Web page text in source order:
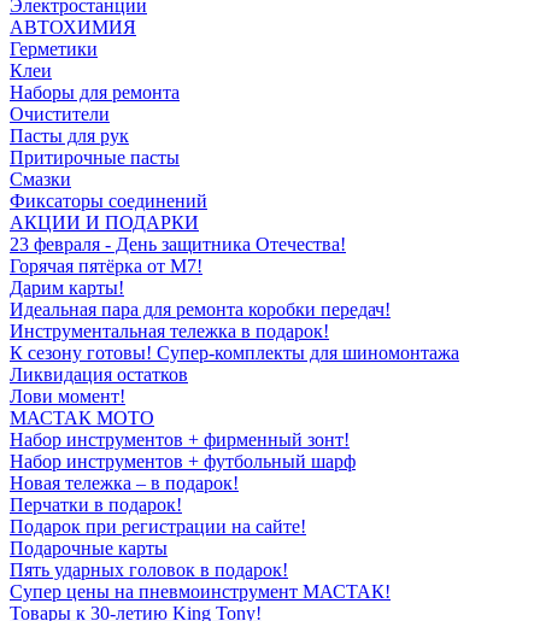
Электростанции
АВТОХИМИЯ
Герметики
Клеи
Наборы для ремонта
Очистители
Пасты для рук
Притирочные пасты
Смазки
Фиксаторы соединений
АКЦИИ И ПОДАРКИ
23 февраля - День защитника Отечества!
Горячая пятёрка от M7!
Дарим карты!
Идеальная пара для ремонта коробки передач!
Инструментальная тележка в подарок!
К сезону готовы! Супер-комплекты для шиномонтажа
Ликвидация остатков
Лови момент!
МАСТАК МОТО
Набор инструментов + фирменный зонт!
Набор инструментов + футбольный шарф
Новая тележка – в подарок!
Перчатки в подарок!
Подарок при регистрации на сайте!
Подарочные карты
Пять ударных головок в подарок!
Супер цены на пневмоинструмент МАСТАК!
Товары к 30-летию King Tony!